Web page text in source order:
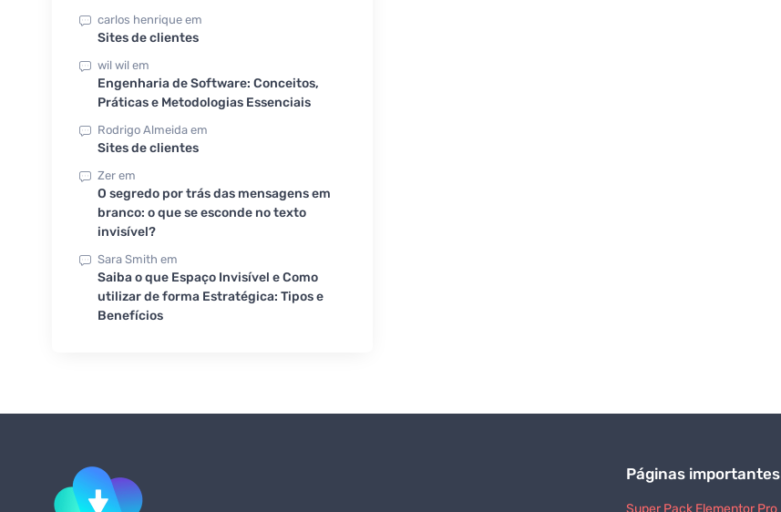
carlos henrique em
Sites de clientes
wil wil em
Engenharia de Software: Conceitos,
Práticas e Metodologias Essenciais
Rodrigo Almeida em
Sites de clientes
Zer em
O segredo por trás das mensagens em
branco: o que se esconde no texto
invisível?
Sara Smith em
Saiba o que Espaço Invisível e Como
utilizar de forma Estratégica: Tipos e
Benefícios
Páginas importantes
Super Pack Elementor Pro